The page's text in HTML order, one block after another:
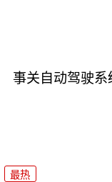
事关自动驾驶
最热